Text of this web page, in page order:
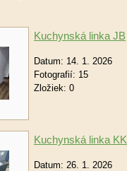
Kuchynská linka JB
Datum: 14. 1. 2026
Fotografií: 15
Zložiek: 0
Kuchynská linka KK
Datum: 26. 1. 2026